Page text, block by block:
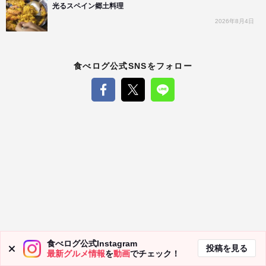
光るスペイン郷土料理
2026年8月4日
食べログ公式SNSをフォロー
食べログ公式Instagram
最新グルメ情報を動画でチェック！
投稿を見る